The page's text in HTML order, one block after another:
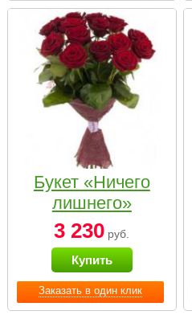
Заказать в один клик
Букет «Ничего
лишнего»
3 230 руб.
Купить